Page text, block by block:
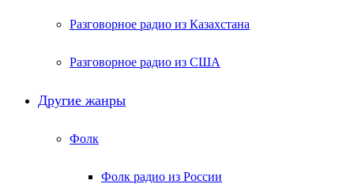
Разговорное радио из Казахстана
Разговорное радио из США
Другие жанры
Фолк
Фолк радио из России